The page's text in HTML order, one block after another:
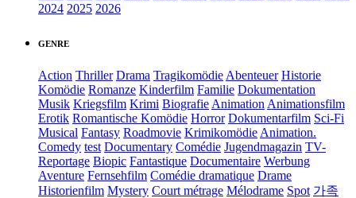
2024 2025 2026
GENRE
Action Thriller Drama Tragikomödie Abenteuer Historie
Komödie Romanze Kinderfilm Familie Dokumentation
Musik Kriegsfilm Krimi Biografie Animation Animationsfilm
Erotik Romantische Komödie Horror Dokumentarfilm Sci-Fi
Musical Fantasy Roadmovie Krimikomödie Animation.
Comedy test Documentary Comédie Jugendmagazin TV-
Reportage Biopic Fantastique Documentaire Werbung
Aventure Fernsehfilm Comédie dramatique Drame
Historienfilm Mystery Court métrage Mélodrame Spot 가족